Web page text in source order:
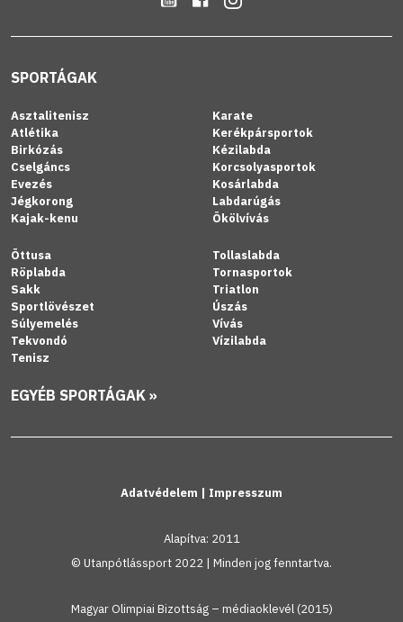
SPORTÁGAK
Asztalitenisz
Atlétika
Birkózás
Cselgáncs
Evezés
Jégkorong
Kajak-kenu
Karate
Kerékpársportok
Kézilabda
Korcsolyasportok
Kosárlabda
Labdarúgás
Ökölvívás
Öttusa
Röplabda
Sakk
Sportlövészet
Súlyemelés
Tekvondó
Tenisz
Tollaslabda
Tornasportok
Triatlon
Úszás
Vívás
Vízilabda
EGYÉB SPORTÁGAK »
Adatvédelem | Impresszum
Alapítva: 2011
© Utanpótlássport 2022 | Minden jog fenntartva.
Magyar Olimpiai Bizottság – médiaoklevél (2015)